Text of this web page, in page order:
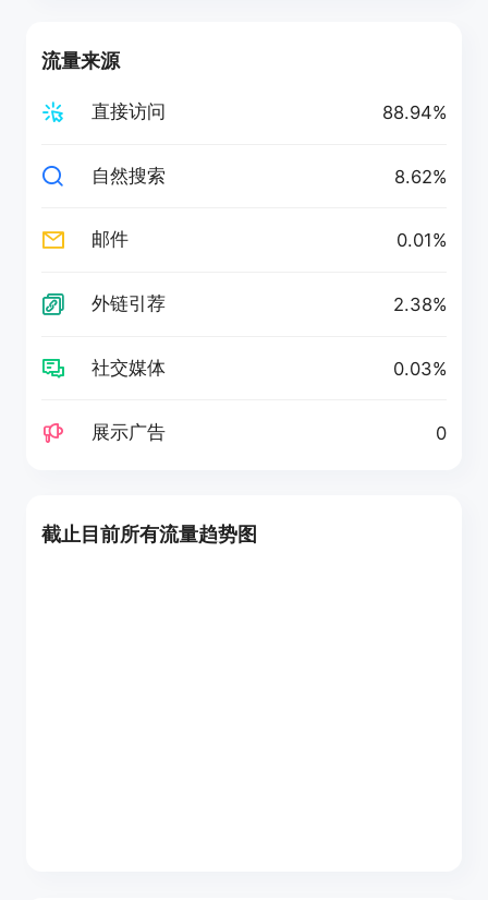
流量来源
直接访问 88.94%
自然搜索 8.62%
邮件 0.01%
外链引荐 2.38%
社交媒体 0.03%
展示广告 0
截止目前所有流量趋势图